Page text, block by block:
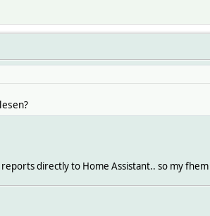
directly to Home Assistant.. so my